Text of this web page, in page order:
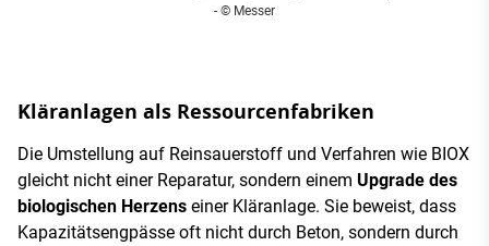
- © Messer
Kläranlagen als Ressourcenfabriken
Die Umstellung auf Reinsauerstoff und Verfahren wie BIOX
gleicht nicht einer Reparatur, sondern einem Upgrade des
biologischen Herzens einer Kläranlage. Sie beweist, dass
Kapazitätsengpässe oft nicht durch Beton, sondern durch